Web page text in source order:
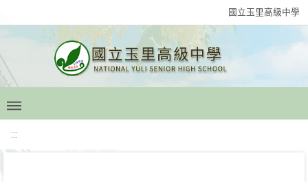
國立玉里高級中學
:::